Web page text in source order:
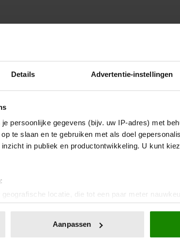
Details Advertentie-instellingen
persoonlijke gegevens (bijv. uw IP-adres) met
te slaan en te gebruiken met als doel
in publiek en productontwikkeling. U kunt
locatie, die tot een paar meter
actief te scannen op specifieke eigenschappen
intrekken in de Cookieverklaring.
Aanpassen